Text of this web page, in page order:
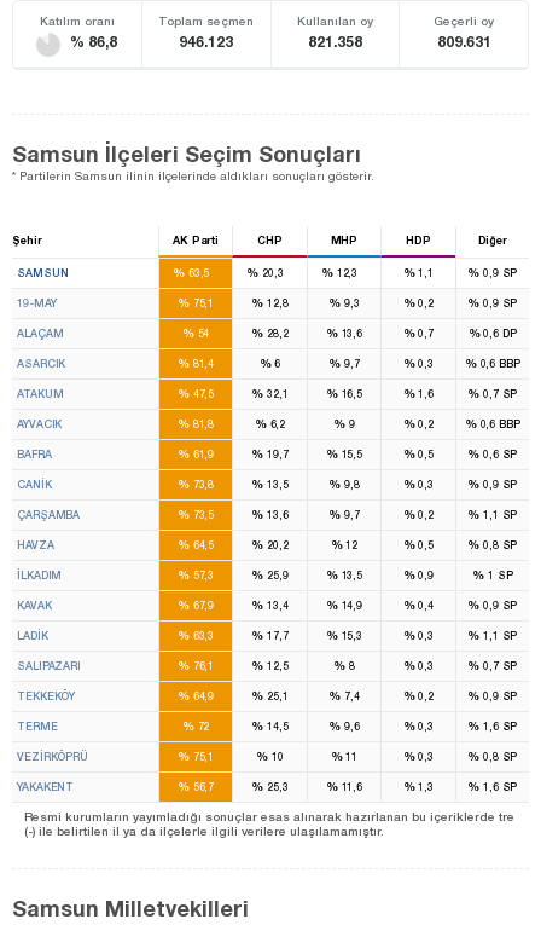
Katılım oranı
% 86,8
Toplam seçmen
946.123
Kullanılan oy
821.358
Geçerli oy
809.631
Samsun İlçeleri Seçim Sonuçları
* Partilerin Samsun ilinin ilçelerinde aldıkları sonuçları gösterir.
Şehir AK Parti CHP MHP HDP Diğer
SAMSUN %63,5
6
% 20,3
2
%12,3
1
%1,1 % 0,9 SP
19-MAY %75,1 % 12,8 % 9,3 %0,2 % 0,9 SP
ALAÇAM %54 % 28,2 %13,6 %0,7 %0,6DP
ASARCIK %81,4 %6 % 9,7 %0,3 %0,6BBP
ATAKUM %47,5 % 32,1 %16,5 %1,6 % 0,7 SP
AYVACIK %81,8 %6,2 %9 %0,2 %0,6BBP
BAFRA %61,9 % 19,7 %15,5 %0,5 % 0,6 SP
CANİK %73,8 % 13,5 % 9,8 %0,3 % 0,9 SP
ÇARŞAMBA %73,5 % 13,6 % 9,7 %0,2 % 1,1 SP
HAVZA %64,5 % 20,2 %12 %0,5 % 0,8 SP
İLKADIM %57,3 % 25,9 %13,5 %0,9 %1 SP
KAVAK %67,9 % 13,4 %14,9 %0,4 % 0,9 SP
LADİK %63,3 % 17,7 %15,3 %0,3 % 1,1 SP
SALIPAZARI %76,1 % 12,5 %8 %0,3 % 0,7 SP
TEKKEKÖY %64,9 % 25,1 % 7,4 %0,2 % 0,9 SP
TERME %72 % 14,5 % 9,6 %0,3 % 1,6 SP
VEZİRKÖPRÜ %75,1 % 10 %11 %0,3 % 0,8 SP
YAKAKENT %56,7 % 25,3 %11,6 %1,3 % 1,6 SP
Resmi kurumların yayımladığı sonuçlar esas alınarak hazırlanan bu içeriklerde tre
(-) ile belirtilen il ya da ilçelerle ilgili verilere ulaşılamamıştır.
Samsun Milletvekilleri